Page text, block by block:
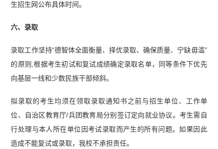
生招生网公布具体时间。
六、录取
录取工作坚持“德智体全面衡量、择优录取、确保质量、宁缺毋滥”
的原则,根据考生初试和复试成绩确定录取名单，同等条件下优先
向基层一线和少数民族干部倾斜。
拟录取的考生均须在领取录取通知书之前与招生单位、工作单
位、自治区教育厅/兵团教育局分别签订定向就业协议。考生需自
行处理与本人所在单位因考试录取而产生的所有问题。如果因此
造成不能复试或录取，我校不承担责任。